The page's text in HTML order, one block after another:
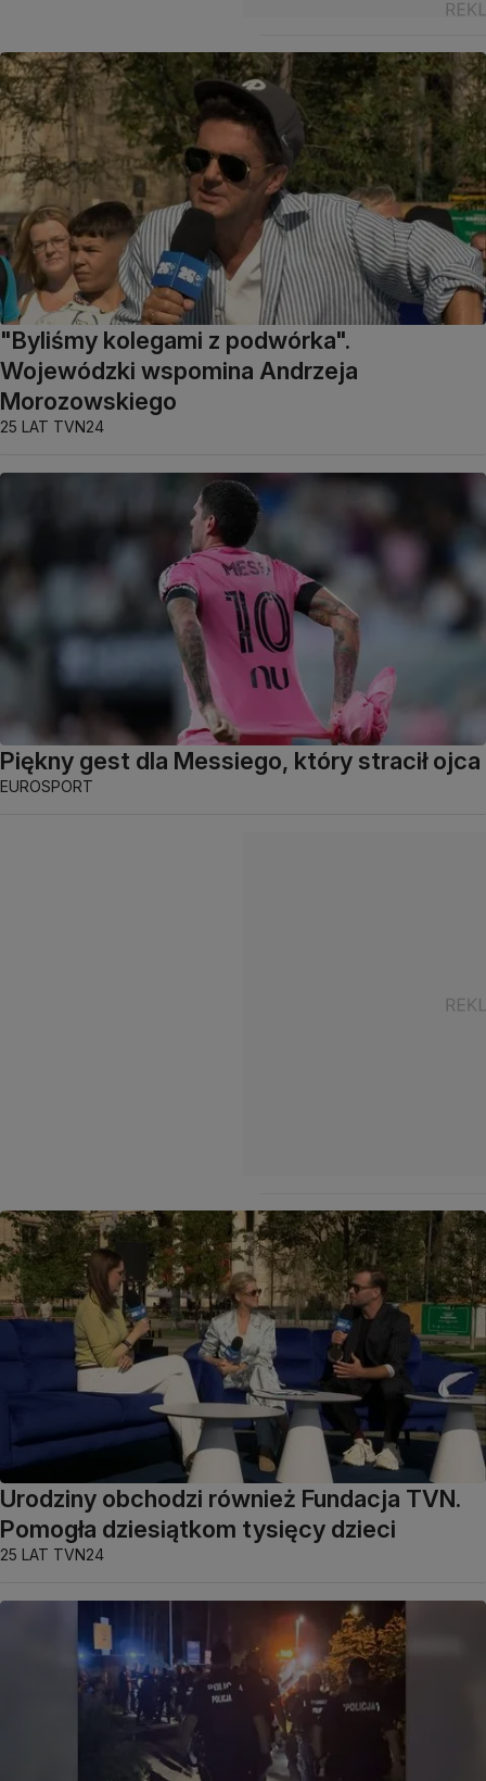
"Byliśmy kolegami z podwórka".
Wojewódzki wspomina Andrzeja
Morozowskiego
25 LAT TVN24
Piękny gest dla Messiego, który stracił ojca
EUROSPORT
Urodziny obchodzi również Fundacja TVN.
Pomogła dziesiątkom tysięcy dzieci
25 LAT TVN24